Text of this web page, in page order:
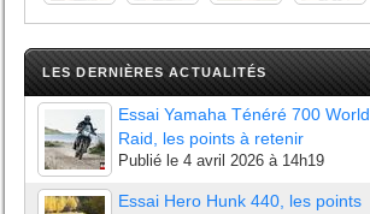
LES DERNIÈRES ACTUALITÉS
Essai Yamaha Ténéré 700 World
Raid, les points à retenir
Publié le 4 avril 2026 à 14h19
Essai Hero Hunk 440, les points